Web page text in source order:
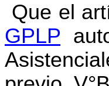
Que el
GPLP